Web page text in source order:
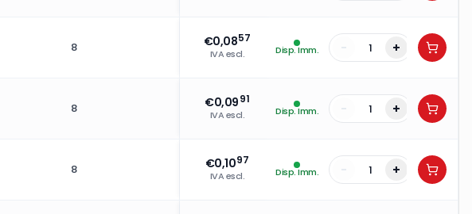
8 €0,0857
IVA escl.
Disp. Imm. - +
8 €0,0991
IVA escl.
Disp. Imm. - +
8 €0,1097
IVA escl.
Disp. Imm. - +